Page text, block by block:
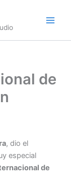
de
, dio el
especial
de